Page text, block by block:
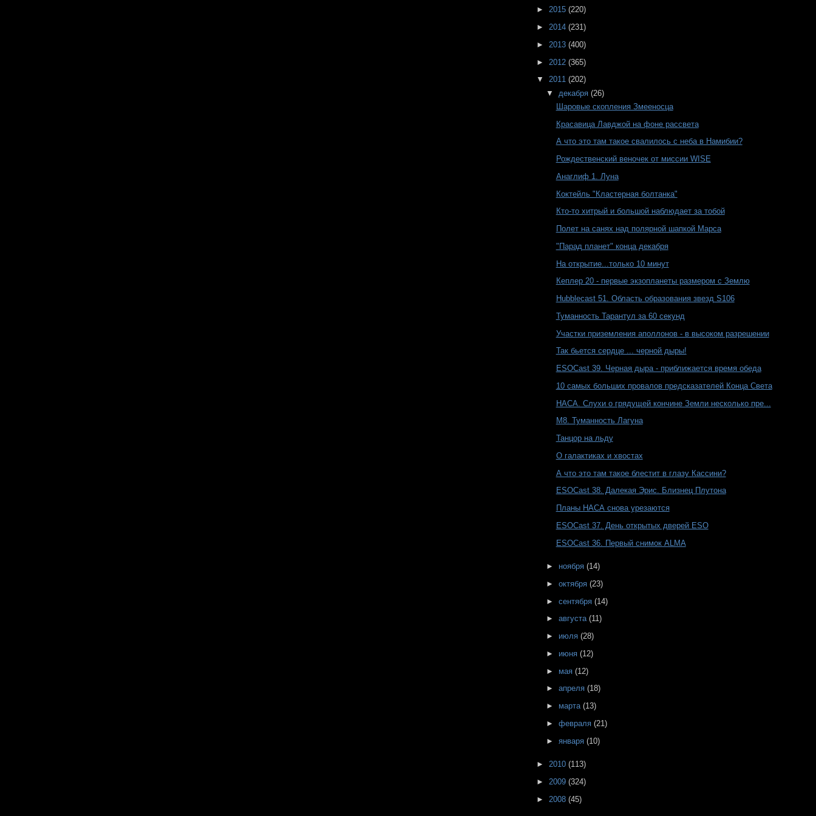
►2015(220)
►2014(231)
► 2013(400)
► 2012(365)
▼2011(202)
▼ декабря (26)
Шаровые скопления Змееносца
Красавица Лавджой на фоне рассвета
А что это там такое свалилось с неба в Намибии?
Рождественский веночек от миссии WISE
Анаглиф 1. Луна
Коктейль "Кластерная болтанка"
Кто-то хитрый и большой наблюдает за тобой
Полет на санях над полярной шапкой Марса
"Парад планет" конца декабря
На открытие...только 10 минут
Кеплер 20 - первые экзопланеты размером с Землю
Hubblecast 51. Область образования звезд S106
Туманность Тарантул за 60 секунд
Участки приземления аполлонов - в высоком разрешении
Так бьется сердце ... черной дыры!
ESOCast 39. Черная дыра - приближается время обеда
10 самых больших провалов предсказателей Конца Света
НАСА. Слухи о грядущей кончине Земли несколько пре...
M8. Туманность Лагуна
Танцор на льду
О галактиках и хвостах
А что это там такое блестит в глазу Кассини?
ESOCast 38. Далекая Эрис. Близнец Плутона
Планы НАСА снова урезаются
ESOCast 37. День открытых дверей ESO
ESOCast 36. Первый снимок ALMA
► ноября (14)
► октября (23)
► сентября (14)
► августа (11)
► июля (28)
► июня (12)
► мая (12)
► апреля (18)
► марта (13)
► февраля (21)
► января (10)
►2010(113)
► 2009(324)
► 2008(45)